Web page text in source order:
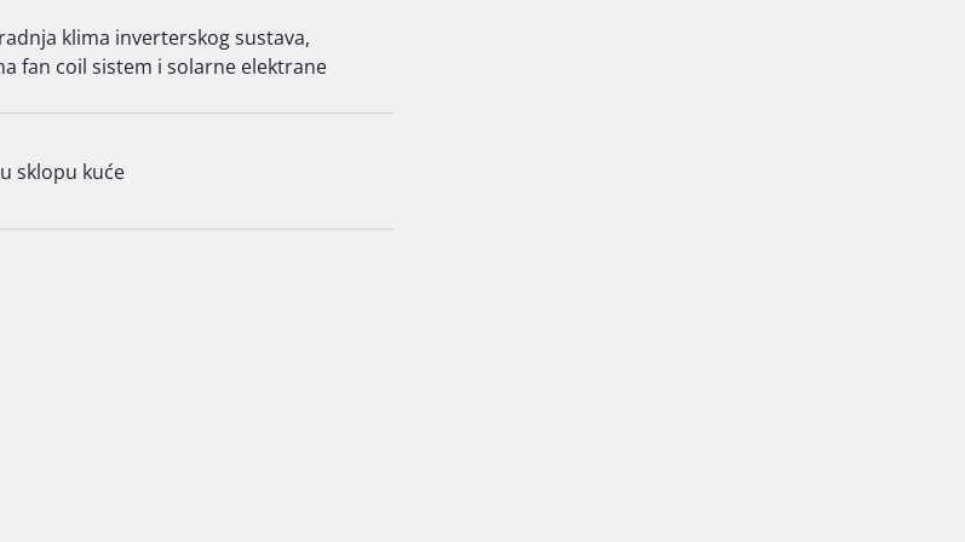
pripadajućeg namještaja.
klima inverterskog sustava,
fan coil sistem i solarne elektrane
sklopu kuće